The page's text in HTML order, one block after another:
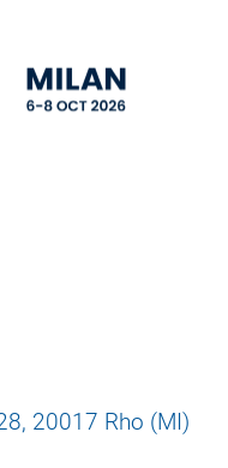
20017 Rho (MI)